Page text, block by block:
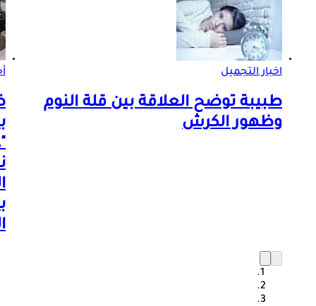
اخبار التجميل
طبيبة توضح العلاقة بين قلة النوم
وظهور الكرش